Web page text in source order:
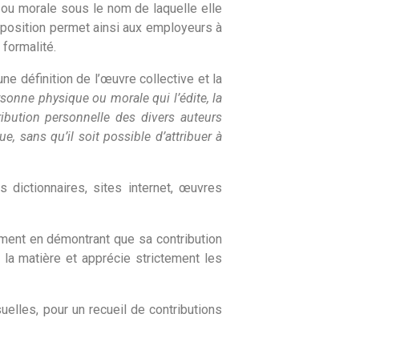
morale sous le nom de laquelle elle
permet ainsi aux employeurs à
formalité.
définition de l’œuvre collective et la
physique ou morale qui l’édite, la
personnelle des divers auteurs
sans qu’il soit possible d’attribuer à
dictionnaires, sites internet, œuvres
en démontrant que sa contribution
matière et apprécie strictement les
pour un recueil de contributions